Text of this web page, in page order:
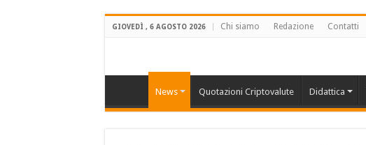
GIOVEDÌ , 6 AGOSTO 2026 Chi siamo Redazione Contatti
News Quotazioni Criptovalute Didattica